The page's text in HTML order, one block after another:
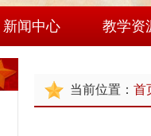
新闻中心
通知公告
教学资
师资队
当前位置： 首